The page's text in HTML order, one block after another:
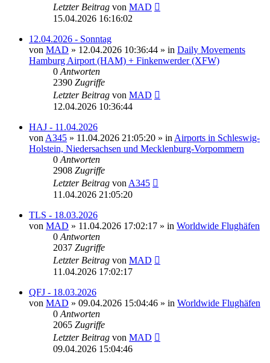
Letzter Beitrag von MAD
15.04.2026 16:16:02
12.04.2026 - Sonntag
von MAD » 12.04.2026 10:36:44 » in Daily Movements
Hamburg Airport (HAM) + Finkenwerder (XFW)
0 Antworten
2390 Zugriffe
Letzter Beitrag von MAD
12.04.2026 10:36:44
HAJ - 11.04.2026
von A345 » 11.04.2026 21:05:20 » in Airports in Schleswig-
Holstein, Niedersachsen und Mecklenburg-Vorpommern
0 Antworten
2908 Zugriffe
Letzter Beitrag von A345
11.04.2026 21:05:20
TLS - 18.03.2026
von MAD » 11.04.2026 17:02:17 » in Worldwide Flughäfen
0 Antworten
2037 Zugriffe
Letzter Beitrag von MAD
11.04.2026 17:02:17
QFJ - 18.03.2026
von MAD » 09.04.2026 15:04:46 » in Worldwide Flughäfen
0 Antworten
2065 Zugriffe
Letzter Beitrag von MAD
09.04.2026 15:04:46